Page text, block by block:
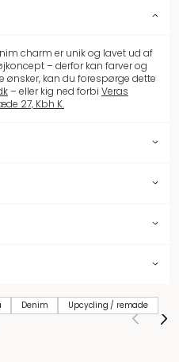
charm er unik og lavet ud af
– derfor kan farver og
ønsker, kan du forespørge dette
– eller kig ned forbi Veras
27, Kbh K.
Denim Upcycling / remade